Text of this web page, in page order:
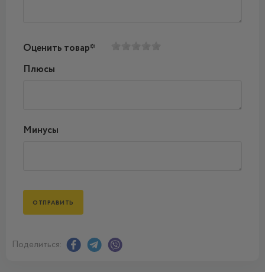
Оценить товар*
Плюсы
Минусы
Поделиться: